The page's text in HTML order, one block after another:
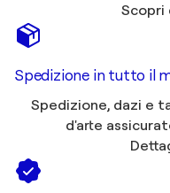
Scopri
Spedizione in tutto il
Spedizione, dazi e
d'arte